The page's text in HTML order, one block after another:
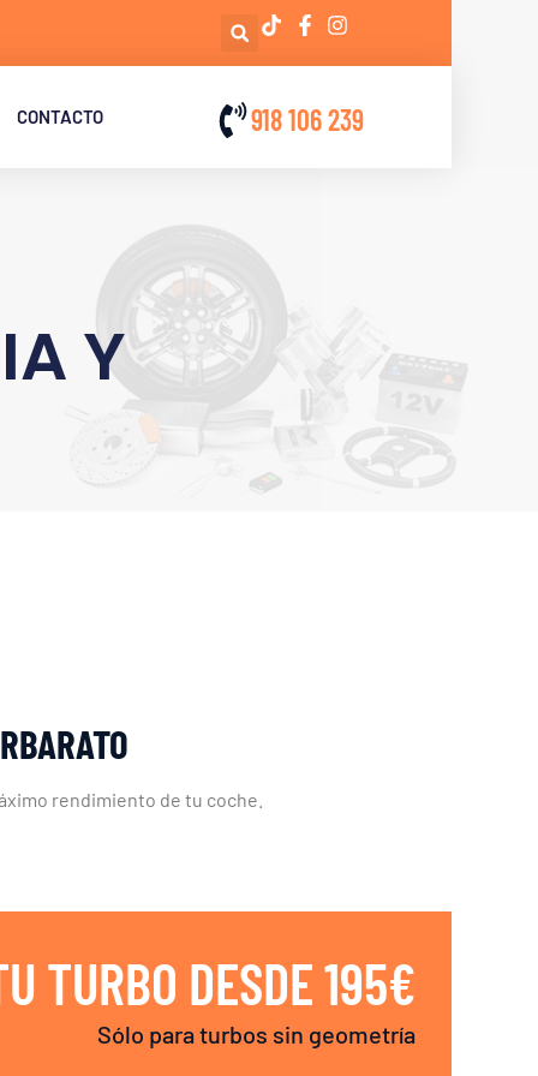
CONTACTO 918 106 239
Y
rendimiento de tu coche.
TURBO DESDE 195€
Sólo para turbos sin geometría